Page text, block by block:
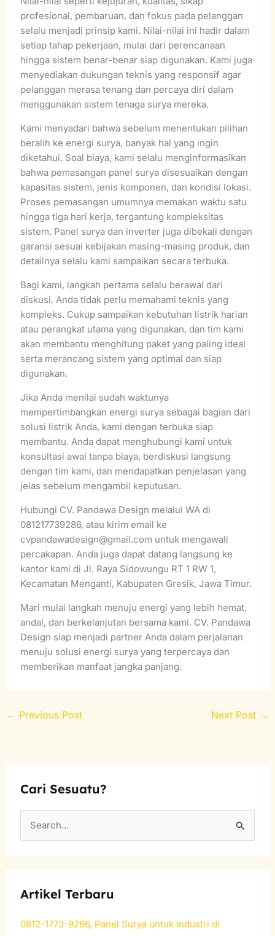
profesional, pembaruan, dan fokus pada pelanggan
selalu menjadi prinsip kami. Nilai-nilai ini hadir dalam
setiap tahap pekerjaan, mulai dari perencanaan
hingga sistem benar-benar siap digunakan. Kami juga
menyediakan dukungan teknis yang responsif agar
pelanggan merasa tenang dan percaya diri dalam
menggunakan sistem tenaga surya mereka.
Kami menyadari bahwa sebelum menentukan pilihan
beralih ke energi surya, banyak hal yang ingin
diketahui. Soal biaya, kami selalu menginformasikan
bahwa pemasangan panel surya disesuaikan dengan
kapasitas sistem, jenis komponen, dan kondisi lokasi.
Proses pemasangan umumnya memakan waktu satu
hingga tiga hari kerja, tergantung kompleksitas
sistem. Panel surya dan inverter juga dibekali dengan
garansi sesuai kebijakan masing-masing produk, dan
detailnya selalu kami sampaikan secara terbuka.
Bagi kami, langkah pertama selalu berawal dari
diskusi. Anda tidak perlu memahami teknis yang
kompleks. Cukup sampaikan kebutuhan listrik harian
atau perangkat utama yang digunakan, dan tim kami
akan membantu menghitung paket yang paling ideal
serta merancang sistem yang optimal dan siap
digunakan.
Jika Anda menilai sudah waktunya
mempertimbangkan energi surya sebagai bagian dari
solusi listrik Anda, kami dengan terbuka siap
membantu. Anda dapat menghubungi kami untuk
konsultasi awal tanpa biaya, berdiskusi langsung
dengan tim kami, dan mendapatkan penjelasan yang
jelas sebelum mengambil keputusan.
Hubungi CV. Pandawa Design melalui WA di
081217739286, atau kirim email ke
cvpandawadesign@gmail.com untuk mengawali
percakapan. Anda juga dapat datang langsung ke
kantor kami di Jl. Raya Sidowungu RT 1 RW 1,
Kecamatan Menganti, Kabupaten Gresik, Jawa Timur.
Mari mulai langkah menuju energi yang lebih hemat,
andal, dan berkelanjutan bersama kami. CV. Pandawa
Design siap menjadi partner Anda dalam perjalanan
menuju solusi energi surya yang terpercaya dan
memberikan manfaat jangka panjang.
← Previous Post Next Post →
Cari Sesuatu?
c
h
Artikel Terbaru
0812-1773-9286, Panel Surya untuk Industri di